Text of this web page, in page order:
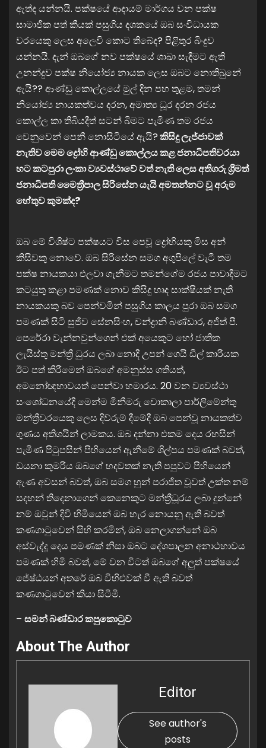
ඇත්ද යන්නයි. පක්ෂයේ ආදායම් මාර්ගය වන පක්ෂ
සාමාජික පත් කීයක් පසුගිය දශකයේ ඔබ සංවිධායක
වරයෙකු ලෙස අලෙවි කොට තිබේද? පිළිතුර බිංදුව
යන්නයි. දැන් ඔබගේ නව පක්ෂයේ ශාඛා සැදීමට ඇති
උනන්දුව පක්ෂ නියෝජ්‍ය නායක ලෙස ඔබට නොතිබුනේ
ඇයි?? ආණ්ඩු කොල්ලයේ මුල් දින පහ තුළම, තමන්
නියෝජ්‍ය නායකත්වය දරන, අමාත්‍ය ධූර දරන රජය
කොල්ල කා තිබියදීත් සටන් බිමට පැමිණ තම රජය
වෙනුවෙන් පෙනී නොසිටියේ ඇයි?කිසිදු ලැජ්ජාවක්
නැතිව මෙම ද්‍රෝහි ආණ්ඩු කොල්ලය කළ ජනාධිපතිවරයා
හට කටපුරා ලංකා ව්‍යවස්ථාවේ වත් නැති ලෙස අතිගරු ශ්‍රීමත්
ජනාධිපති මෛත්‍රීපාල සිරිසේන යැයි අමතන්නට වූ අරුම
හේතුව කුමක්ද?
ඔබ මේ විශිෂ්ට පක්ෂයට විස පෙවූ ද්‍රෝහියකු මිස අන්
කිසිවකු නොවේ. ඔබ සිරිසේන සමග අගුපිලේ වැටී තම
පක්ෂ නායකයා එලවා ගැනීමට තමන්ගේම රජය පාවාදීමට
කටයුතු කළා පමණක් නොව කිසිදු හෘද සාක්ෂියක් නැති
නායකයකු බව පෙන්වමින් පසුගිය කාලය පුරා ඔබ සමග
පමණක් සිටි සුජීව සේනසිංහ, චන්ද්‍රානි බණ්ඩාර, අජිත් පී.
පෙරේරා වැන්නවුන්ගෙන් එක් අයෙකුට හෝ ජාතික
ලැයිස්තු මන්ත්‍රී ධුරය ලබා නොදී උපන් ගෙයි ඩීල් කාරියක
ඊට පත් කිරීමෙන් ඔබගේ අමනුස්ස ගතියත්,
අමනෝඥභාවයත් පෙන්වා හමාරය. 20 වන ව්‍යවස්ථා
සංශෝධනයේදී මෙන්ම මිනීමරු චොකාලා පාර්ලිමේන්තු
මන්ත්‍රීවරයෙකු ලෙස දිව්රුම් දීමේදී ඔබ පෙන්වූ නායකත්ව
ගුණය අතිශයින් ලාමකය. ඔබ දන්නා එකම දෙය රහසින්
පැමිණ පිටුපසින් පිහියෙන් ඇනීමේ ශිල්පය පමණක් බවත්,
ඩයනා කුමරිය ඔබගේ හදවතක් නැති පපුවට පිහියෙන්
ඇණ අවසන් බවත්, ඔබ සමග හුන් පරාජිත වූවත් උක්ත නම්
සදහන් තිදෙනාගෙන් කෙනෙකුට මන්ත්‍රීධූරය ලබා දුන්නේ
නම් ඔවුන් දිවි හිමියෙන් ඔබ හැර නොයනු ඇති බවත්
කණගාටුවෙන් සිහි කරමින්, ඔබ නෙලාගන්නේ ඔබ
අස්වැද්දූ දෙය පමණක් නිසා ඔබට දේශපාලන අනාථභාවය
පමණක් හිමි බවත්, මේ වන විටත් ඔබගේ අලුත් පක්ෂයේ
ජේෂ්ඨයන් අතරේ ඔබ විහිළුවක් වී ඇති බවත්
කණගාටුවෙන් කියා සිටිමි.
– සමන් බණ්ඩාර කපුකොටුව
About The Author
Editor
See author's
posts